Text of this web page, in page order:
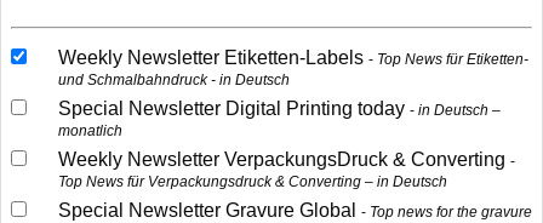
Weekly Newsletter Etiketten-Labels
Top News für Etiketten-
und Schmalbahndruck - in Deutsch
Special Newsletter Digital Printing today
in Deutsch –
monatlich
Weekly Newsletter VerpackungsDruck & Converting
Top News für Verpackungsdruck & Converting – in Deutsch
Special Newsletter Gravure Global
Top news for the gravure